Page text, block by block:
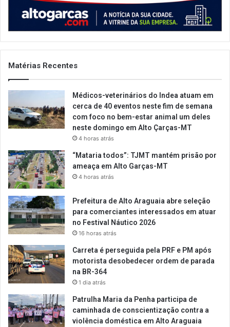
Matérias Recentes
Médicos-veterinários do Indea atuam em
cerca de 40 eventos neste fim de semana
com foco no bem-estar animal um deles
neste domingo em Alto Çarças-MT
4 horas atrás
“Mataria todos”: TJMT mantém prisão por
ameaça em Alto Garças-MT
4 horas atrás
Prefeitura de Alto Araguaia abre seleção
para comerciantes interessados em atuar
no Festival Náutico 2026
16 horas atrás
Carreta é perseguida pela PRF e PM após
motorista desobedecer ordem de parada
na BR-364
1 dia atrás
Patrulha Maria da Penha participa de
caminhada de conscientização contra a
violência doméstica em Alto Araguaia